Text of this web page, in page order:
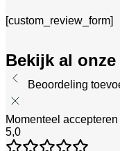
[custom_review_form]
Bekijk al
Beoordeling
Momenteel
5,0